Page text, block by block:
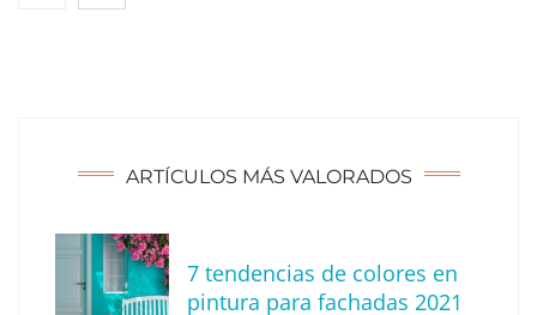
MBF Construcciones refuerza su presencia
ARTÍCULOS MÁS VALORADOS
7 tendencias de colores en
pintura para fachadas 2021